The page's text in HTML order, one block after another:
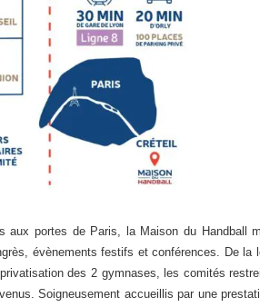
aux portes de Paris, la Maison du Handball
évènements festifs et conférences. De la
des 2 gymnases, les comités
Soigneusement accueillis par une